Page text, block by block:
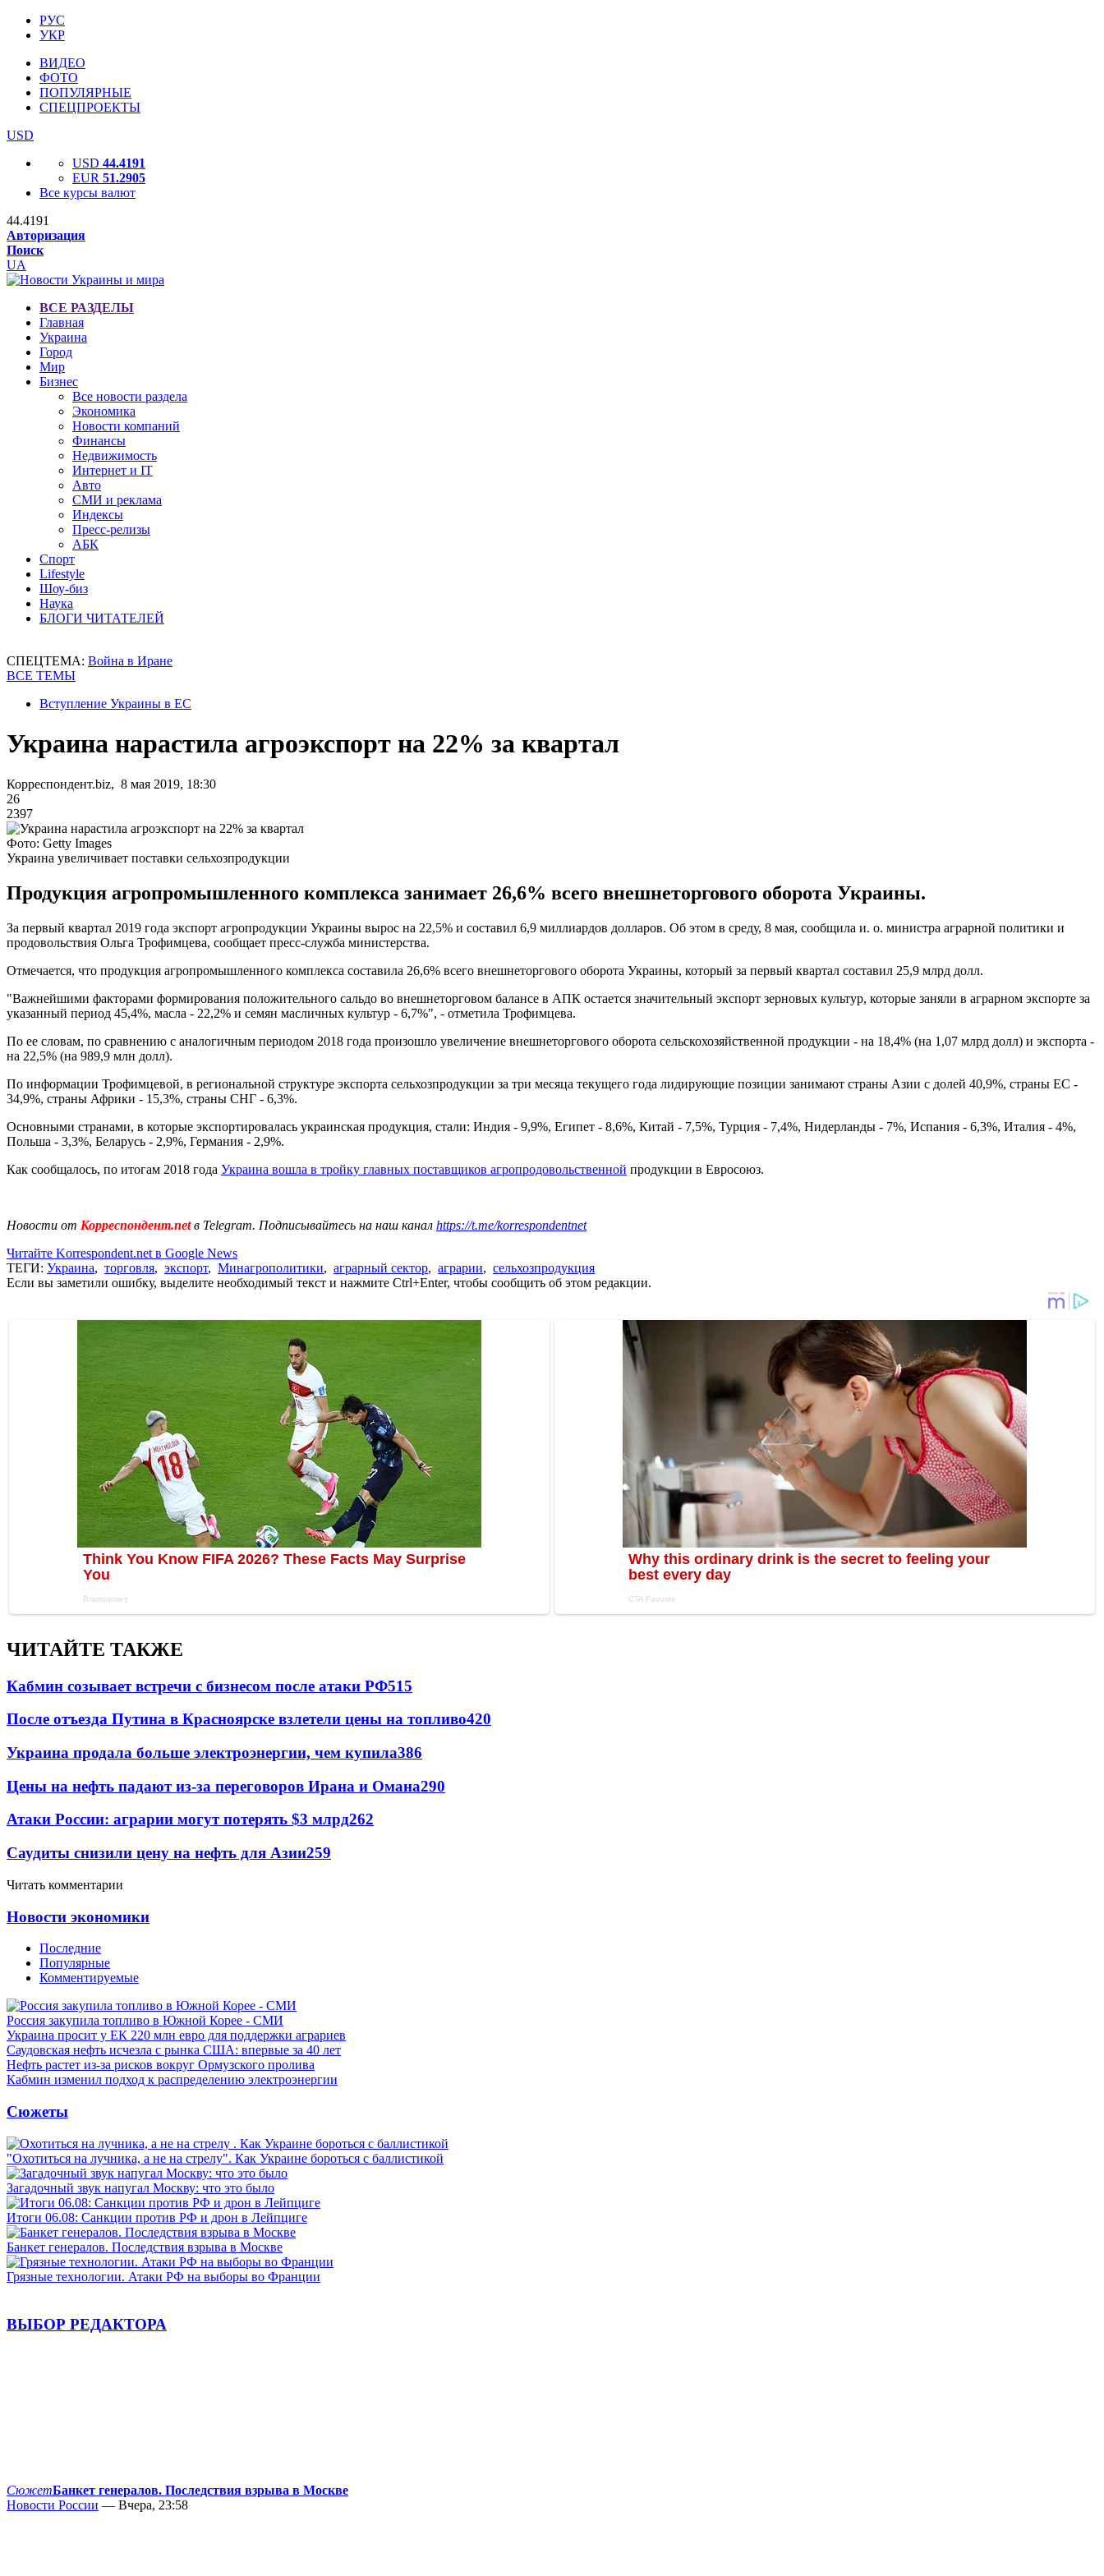
РУС
УКР
ВИДЕО
ФОТО
ПОПУЛЯРНЫЕ
СПЕЦПРОЕКТЫ
USD
USD 44.4191
EUR 51.2905
Все курсы валют
44.4191
Авторизация
Поиск
UA
ВСЕ РАЗДЕЛЫ
Главная
Украина
Город
Мир
Бизнес
Все новости раздела
Экономика
Новости компаний
Финансы
Недвижимость
Интернет и IT
Авто
СМИ и реклама
Индексы
Пресс-релизы
АБК
Спорт
Lifestyle
Шоу-биз
Наука
БЛОГИ ЧИТАТЕЛЕЙ
СПЕЦТЕМА: Война в Иране
ВСЕ ТЕМЫ
Вступление Украины в ЕС
Украина нарастила агроэкспорт на 22% за квартал
Корреспондент.biz, 8 мая 2019, 18:30
26
2397
Фото: Getty Images
Украина увеличивает поставки сельхозпродукции
Продукция агропромышленного комплекса занимает 26,6% всего внешнеторгового оборота Украины.
За первый квартал 2019 года экспорт агропродукции Украины вырос на 22,5% и составил 6,9 миллиардов долларов. Об этом в среду, 8 мая, сообщила и. о. министра аграрной политики и
продовольствия Ольга Трофимцева, сообщает пресс-служба министерства.
Отмечается, что продукция агропромышленного комплекса составила 26,6% всего внешнеторгового оборота Украины, который за первый квартал составил 25,9 млрд долл.
"Важнейшими факторами формирования положительного сальдо во внешнеторговом балансе в АПК остается значительный экспорт зерновых культур, которые заняли в аграрном экспорте за
указанный период 45,4%, масла - 22,2% и семян масличных культур - 6,7%", - отметила Трофимцева.
По ее словам, по сравнению с аналогичным периодом 2018 года произошло увеличение внешнеторгового оборота сельскохозяйственной продукции - на 18,4% (на 1,07 млрд долл) и экспорта -
на 22,5% (на 989,9 млн долл).
По информации Трофимцевой, в региональной структуре экспорта сельхозпродукции за три месяца текущего года лидирующие позиции занимают страны Азии с долей 40,9%, страны ЕС -
34,9%, страны Африки - 15,3%, страны СНГ - 6,3%.
Основными странами, в которые экспортировалась украинская продукция, стали: Индия - 9,9%, Египет - 8,6%, Китай - 7,5%, Турция - 7,4%, Нидерланды - 7%, Испания - 6,3%, Италия - 4%,
Польша - 3,3%, Беларусь - 2,9%, Германия - 2,9%.
Как сообщалось, по итогам 2018 года Украина вошла в тройку главных поставщиков агропродовольственной продукции в Евросоюз.
Новости от Корреспондент.netв Telegram. Подписывайтесь на наш канал https://t.me/korrespondentnet
Читайте Korrespondent.net в Google News
ТЕГИ: Украина, торговля, экспорт, Минагрополитики, аграрный сектор, аграрии, сельхозпродукция
Если вы заметили ошибку, выделите необходимый текст и нажмите Ctrl+Enter, чтобы сообщить об этом редакции.
ЧИТАЙТЕ ТАКЖЕ
Кабмин созывает встречи с бизнесом после атаки РФ515
После отъезда Путина в Красноярске взлетели цены на топливо420
Украина продала больше электроэнергии, чем купила386
Цены на нефть падают из-за переговоров Ирана и Омана290
Атаки России: аграрии могут потерять $3 млрд262
Саудиты снизили цену на нефть для Азии259
Читать комментарии
Новости экономики
Последние
Популярные
Комментируемые
Россия закупила топливо в Южной Корее - СМИ
Украина просит у ЕК 220 млн евро для поддержки аграриев
Саудовская нефть исчезла с рынка США: впервые за 40 лет
Нефть растет из-за рисков вокруг Ормузского пролива
Кабмин изменил подход к распределению электроэнергии
Сюжеты
"Охотиться на лучника, а не на стрелу". Как Украине бороться с баллистикой
Загадочный звук напугал Москву: что это было
Итоги 06.08: Санкции против РФ и дрон в Лейпциге
Банкет генералов. Последствия взрыва в Москве
Грязные технологии. Атаки РФ на выборы во Франции
ВЫБОР РЕДАКТОРА
СюжетБанкет генералов. Последствия взрыва в Москве
Новости России — Вчера, 23:58